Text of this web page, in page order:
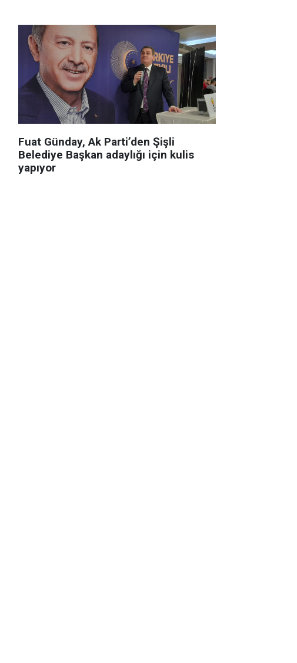
Fuat Günday, Ak Parti’den Şişli
Belediye Başkan adaylığı için kulis
yapıyor